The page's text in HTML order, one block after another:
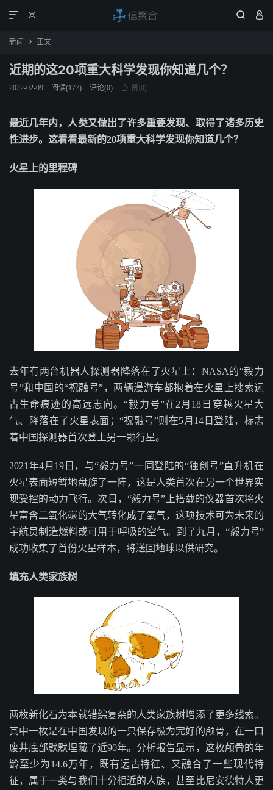
  

新闻  正文
近期的这20项重大科学发现你知道几个？
2022-02-09 阅读(177) 评论(0)  赞(0)
最近几年内，人类又做出了许多重要发现、取得了诸多历史
性进步。这看看最新的20项重大科学发现你知道几个？
火星上的里程碑
去年有两台机器人探测器降落在了火星上：NASA的“毅力
号”和中国的“祝融号”，两辆漫游车都抱着在火星上搜索远
古生命痕迹的高远志向。“毅力号”在2月18日穿越火星大
气、降落在了火星表面；“祝融号”则在5月14日登陆，标志
着中国探测器首次登上另一颗行星。
2021年4月19日，与“毅力号”一同登陆的“独创号”直升机在
火星表面短暂地盘旋了一阵，这是人类首次在另一个世界实
现受控的动力飞行。次日，“毅力号”上搭载的仪器首次将火
星富含二氧化碳的大气转化成了氧气，这项技术可为未来的
宇航员制造燃料或可用于呼吸的空气。到了九月，“毅力号”
成功收集了首份火星样本，将送回地球以供研究。
填充人类家族树
两枚新化石为本就错综复杂的人类家族树增添了更多线索。
其中一枚是在中国发现的一只保存极为完好的颅骨，在一口
废井底部默默埋藏了近90年。分析报告显示，这枚颅骨的年
龄至少为14.6万年，既有远古特征、又融合了一些现代特
征，属于一类与我们十分相近的人族，甚至比尼安德特人更